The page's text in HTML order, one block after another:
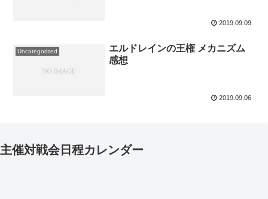
2019.09.09
Uncategorized
エルドレインの王権 メカニズム
感想
2019.09.06
主催対戦会日程カレンダー